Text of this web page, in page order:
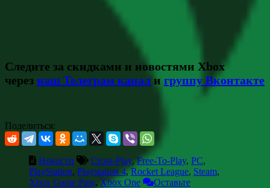
Следите за скидками и новостями Xbox
через наш Телеграм канал и группу Вконтакте
Поделиться:
Новости Cross-Play,Free-To-Play, PC,
PlayStation, Playstation 4,Rocket League, Steam,
Xbox Game Pass, Xbox One
Оставьте